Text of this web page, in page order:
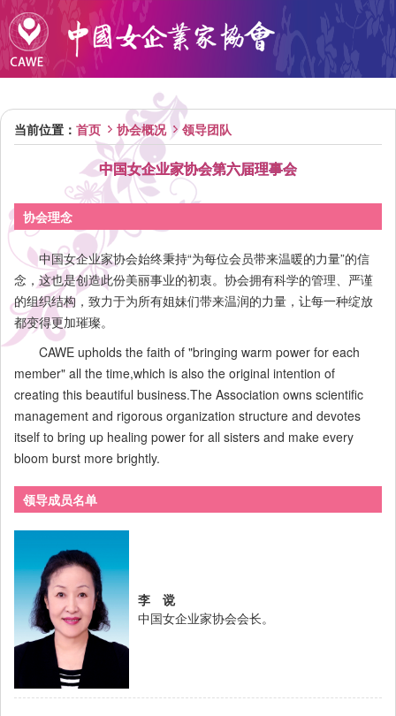
当前位置： 首页 协会概况 领导团队
中国女企业家协会第六届理事会
协会理念
中国女企业家协会始终秉持“为每位会员带来温暖的力量”的信
念，这也是创造此份美丽事业的初衷。协会拥有科学的管理、严谨
的组织结构，致力于为所有姐妹们带来温润的力量，让每一种绽放
都变得更加璀璨。
CAWE upholds the faith of "bringing warm power for each
member" all the time,which is also the original intention of
creating this beautiful business.The Association owns scientific
management and rigorous organization structure and devotes
itself to bring up healing power for all sisters and make every
bloom burst more brightly.
领导成员名单
李 谠
中国女企业家协会会长。